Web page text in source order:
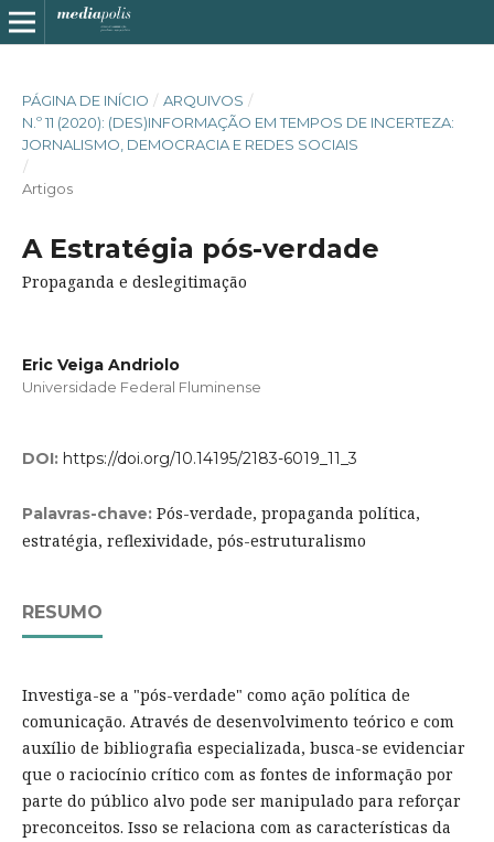
PÁGINA DE INÍCIO / ARQUIVOS /
N.º 11 (2020): (DES)INFORMAÇÃO EM TEMPOS DE INCERTEZA:
JORNALISMO, DEMOCRACIA E REDES SOCIAIS
/
Artigos
A Estratégia pós-verdade
Propaganda e deslegitimação
Eric Veiga Andriolo
Universidade Federal Fluminense
DOI: https://doi.org/10.14195/2183-6019_11_3
Palavras-chave: Pós-verdade, propaganda política,
estratégia, reflexividade, pós-estruturalismo
RESUMO
Investiga-se a "pós-verdade" como ação política de
comunicação. Através de desenvolvimento teórico e com
auxílio de bibliografia especializada, busca-se evidenciar
que o raciocínio crítico com as fontes de informação por
parte do público alvo pode ser manipulado para reforçar
preconceitos. Isso se relaciona com as características da